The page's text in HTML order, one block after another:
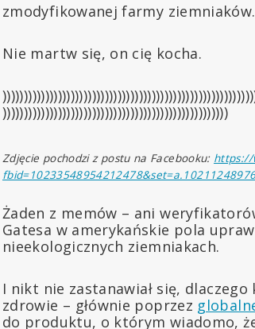
zmodyfikowanej farmy ziemniaków.
Nie martw się, on cię kocha.
)))))))))))))))))))))))))))))))))))))))))))))))))))))
Zdjęcie pochodzi z postu na Facebooku: https://
Żaden z memów – ani
Gatesa w amerykańskie pola
nieekologicznych ziemniakach.
I nikt nie zastanawiał się,
zdrowie – głównie poprzez
do produktu, o którym wiadomo,